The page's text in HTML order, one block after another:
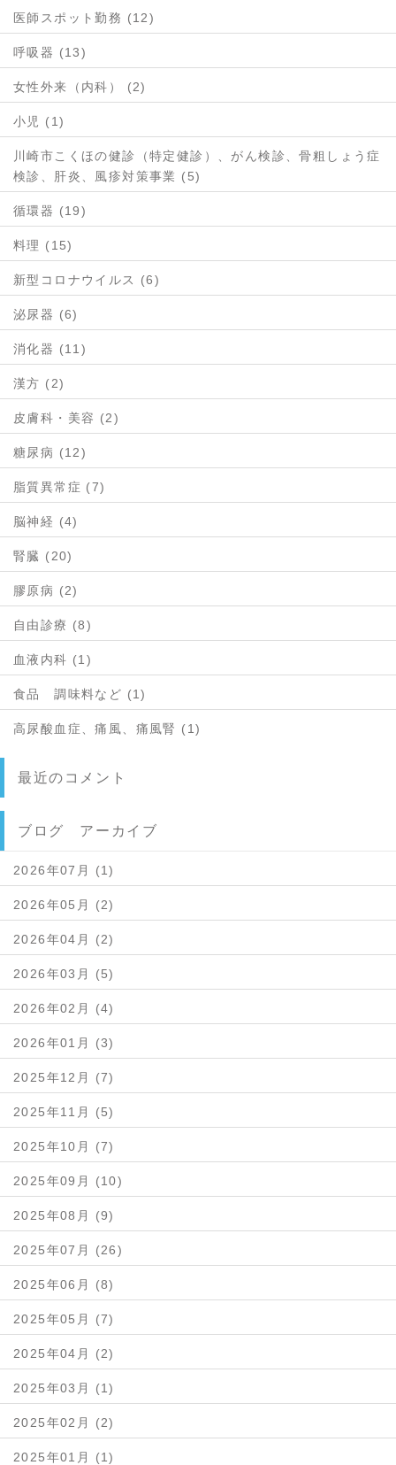
医師スポット勤務 (12)
呼吸器 (13)
女性外来（内科） (2)
小児 (1)
川崎市こくほの健診（特定健診）、がん検診、骨粗しょう症
検診、肝炎、風疹対策事業 (5)
循環器 (19)
料理 (15)
新型コロナウイルス (6)
泌尿器 (6)
消化器 (11)
漢方 (2)
皮膚科・美容 (2)
糖尿病 (12)
脂質異常症 (7)
脳神経 (4)
腎臓 (20)
膠原病 (2)
自由診療 (8)
血液内科 (1)
食品 調味料など (1)
高尿酸血症、痛風、痛風腎 (1)
最近のコメント
ブログ アーカイブ
2026年07月 (1)
2026年05月 (2)
2026年04月 (2)
2026年03月 (5)
2026年02月 (4)
2026年01月 (3)
2025年12月 (7)
2025年11月 (5)
2025年10月 (7)
2025年09月 (10)
2025年08月 (9)
2025年07月 (26)
2025年06月 (8)
2025年05月 (7)
2025年04月 (2)
2025年03月 (1)
2025年02月 (2)
2025年01月 (1)